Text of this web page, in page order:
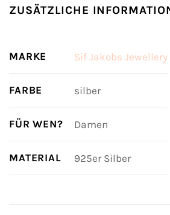
ZUSÄTZLICHE
MARKE Sif Jakobs Jewellery
FARBE silber
FÜR WEN? Damen
MATERIAL 925er Silber